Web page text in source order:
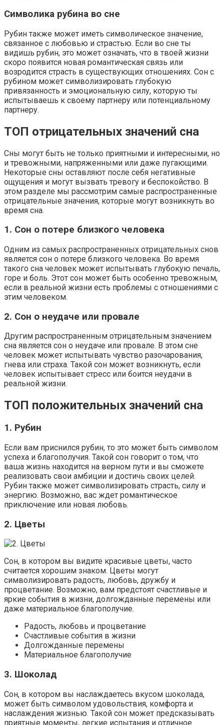
Символика рубина во сне
Рубин также может иметь символическое значение,
связанное с любовью и страстью. Если во сне ты
видишь рубин, это может означать, что в твоей жизни
скоро появится новая романтическая связь или
возродится страсть в существующих отношениях. Сон с
рубином может символизировать глубокую
привязанность и эмоциональную силу, которую ты
испытываешь к своему партнеру или потенциальному
партнеру.
ТОП отрицательных значений сна
Сны могут быть не только приятными и интересными, но
и тревожными, напряженными или даже пугающими.
Некоторые сны оставляют после себя негативные
ощущения и могут вызвать тревогу и беспокойство. В
этом разделе мы рассмотрим самые распространенные
отрицательные значения, которые могут возникнуть во
время сна.
1. Сон о потере близкого человека
Одним из самых распространенных отрицательных снов
является сон о потере близкого человека. Во время
такого сна человек может испытывать глубокую печаль,
горе и боль. Этот сон может быть особенно тревожным,
если в реальной жизни есть проблемы с отношениями с
этим человеком.
2. Сон о неудаче или провале
Другим распространенным отрицательным значением
сна является сон о неудаче или провале. В этом сне
человек может испытывать чувство разочарования,
гнева или страха. Такой сон может возникнуть, если
человек испытывает стресс или боится неудачи в
реальной жизни.
ТОП положительных значений сна
1. Рубин
Если вам приснился рубин, то это может быть символом
успеха и благополучия. Такой сон говорит о том, что
ваша жизнь находится на верном пути и вы сможете
реализовать свои амбиции и достичь своих целей.
Рубин также может символизировать страсть, силу и
энергию. Возможно, вас ждет романтическое
приключение или новая любовь.
2. Цветы
Сон, в котором вы видите красивые цветы, часто
считается хорошим знаком. Цветы могут
символизировать радость, любовь, дружбу и
процветание. Возможно, вам предстоят счастливые и
яркие события в жизни, долгожданные перемены или
даже материальное благополучие.
Радость, любовь и процветание
Счастливые события в жизни
Долгожданные перемены
Материальное благополучие
3. Шоколад
Сон, в котором вы наслаждаетесь вкусом шоколада,
может быть символом удовольствия, комфорта и
наслаждения жизнью. Такой сон может предсказывать
приятные моменты, легкие испытания и отличное